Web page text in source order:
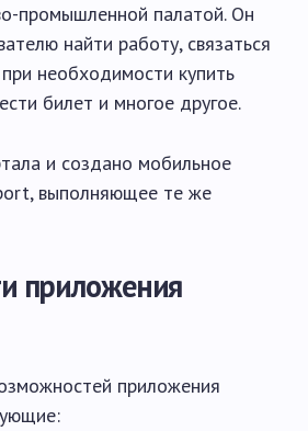
промышленной палатой. Он
найти работу, связаться
необходимости купить
билет и многое другое.
и создано мобильное
выполняющее те же
приложения
приложения